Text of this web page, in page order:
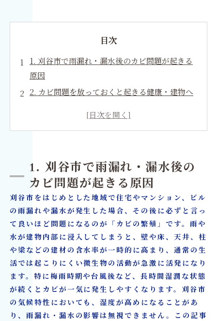
目次
1. 刈谷市で雨漏れ・漏水後のカビ問題が起きる
原因
2. カビ問題を放っておくと起きる健康・建物へ
5. 雨漏れ・漏水後のリフォームまでワンストッ
プ対応
6. 戸建・マンション・ビル 物件別の施工事例と
改善ポイント
7. 建築会社・工務店・一般ユーザーごとのベス
トな相談方法
8. 刈谷市での予防対策：カビを未然に防ぐ方法
9. カビ取り・リフォーム施工の流れ（刈谷市対
応）
10. よくある質問（FAQ）
1. 刈谷市で雨漏れ・漏水後の
カビ問題が起きる原因
刈谷市をはじめとした地域で住宅やマンション、ビル
の雨漏れや漏水が発生した場合、その後に必ずと言っ
て良いほど問題になるのが「カビの繁殖」です。雨や
水が建物内部に浸入してしまうと、壁や床、天井、柱
や梁などの建材の含水率が一時的に高まり、通常の生
活では起こりにくい微生物の活動が急激に活発になり
ます。特に梅雨時期や台風後など、長時間湿潤な状態
が続くとカビが一気に発生しやすくなります。刈谷市
の気候特性においても、湿度が高めになることがあ
り、雨漏れ・漏水の影響は無視できません。この記事